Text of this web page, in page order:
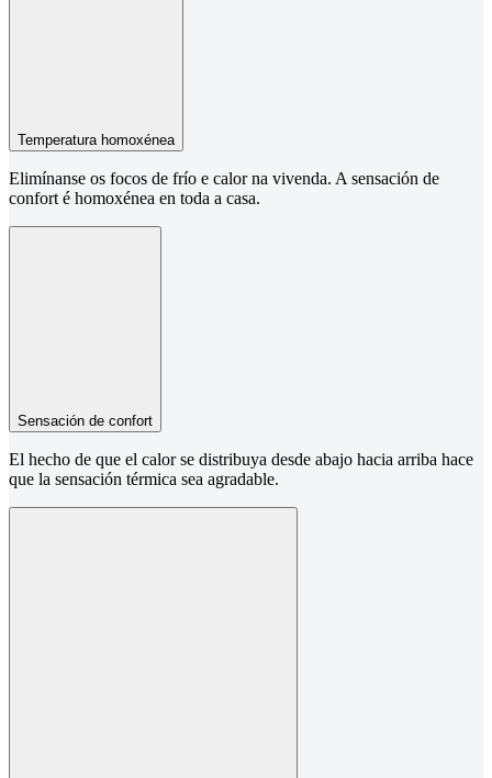
Temperatura homoxénea
Elimínanse os focos de frío e calor na vivenda. A sensación de
confort é homoxénea en toda a casa.
Sensación de confort
El hecho de que el calor se distribuya desde abajo hacia arriba hace
que la sensación térmica sea agradable.